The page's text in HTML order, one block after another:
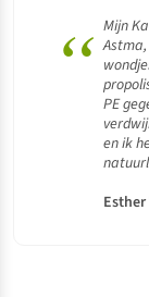
“ Mijn
PE
en ik